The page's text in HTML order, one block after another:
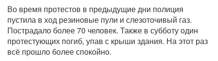
Во время протестов в предыдущие дни полиция
пустила в ход резиновые пули и слезоточивый газ.
Пострадало более 70 человек. Также в субботу один
протестующих погиб, упав с крыши здания. На этот раз
всё прошло более спокойно.